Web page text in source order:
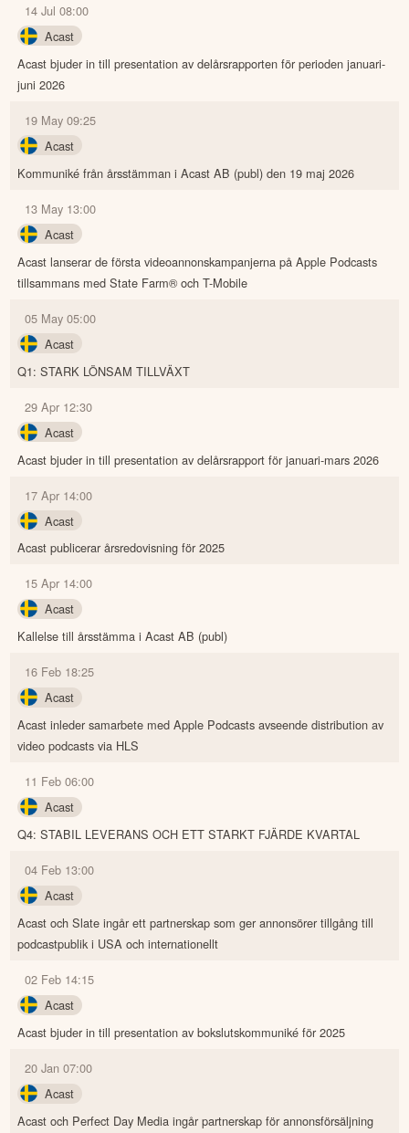
14 Jul 08:00
Acast
Acast bjuder in till presentation av delårsrapporten för perioden januari-
juni 2026
19 May 09:25
Acast
Kommuniké från årsstämman i Acast AB (publ) den 19 maj 2026
13 May 13:00
Acast
Acast lanserar de första videoannonskampanjerna på Apple Podcasts
tillsammans med State Farm® och T-Mobile
05 May 05:00
Acast
Q1: STARK LÖNSAM TILLVÄXT
29 Apr 12:30
Acast
Acast bjuder in till presentation av delårsrapport för januari-mars 2026
17 Apr 14:00
Acast
Acast publicerar årsredovisning för 2025
15 Apr 14:00
Acast
Kallelse till årsstämma i Acast AB (publ)
16 Feb 18:25
Acast
Acast inleder samarbete med Apple Podcasts avseende distribution av
video podcasts via HLS
11 Feb 06:00
Acast
Q4: STABIL LEVERANS OCH ETT STARKT FJÄRDE KVARTAL
04 Feb 13:00
Acast
Acast och Slate ingår ett partnerskap som ger annonsörer tillgång till
podcastpublik i USA och internationellt
02 Feb 14:15
Acast
Acast bjuder in till presentation av bokslutskommuniké för 2025
20 Jan 07:00
Acast
Acast och Perfect Day Media ingår partnerskap för annonsförsäljning